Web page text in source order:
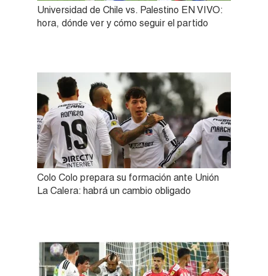
Universidad de Chile vs. Palestino EN VIVO:
hora, dónde ver y cómo seguir el partido
Colo Colo prepara su formación ante Unión
La Calera: habrá un cambio obligado